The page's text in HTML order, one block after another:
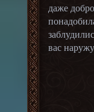
даже
вас